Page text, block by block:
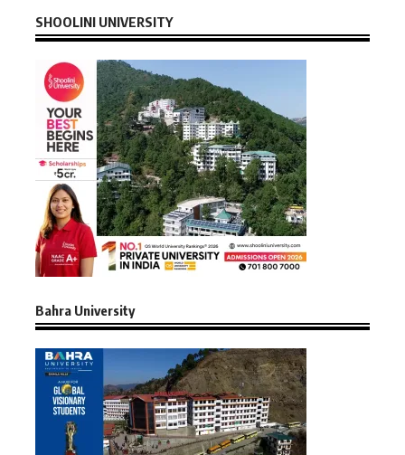
SHOOLINI UNIVERSITY
Bahra University